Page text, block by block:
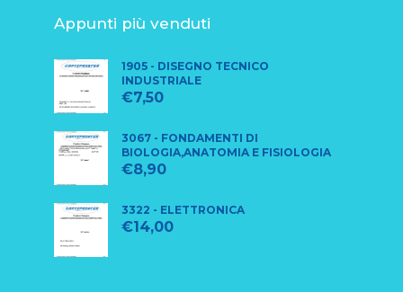
Appunti più venduti
1905 - DISEGNO TECNICO
INDUSTRIALE
€7,50
3067 - FONDAMENTI DI
BIOLOGIA,ANATOMIA E FISIOLOGIA
€8,90
3322 - ELETTRONICA
€14,00